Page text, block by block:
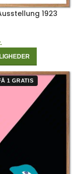
1923
1 GRATIS